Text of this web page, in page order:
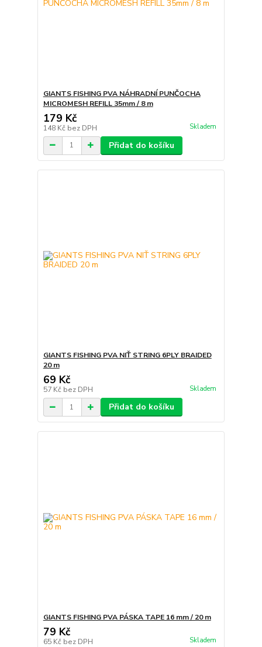
GIANTS FISHING PVA NÁHRADNÍ PUNČOCHA
MICROMESH REFILL 35mm / 8 m
179 Kč
148 Kč bez DPH Skladem
Přidat do košíku
GIANTS FISHING PVA NIŤ STRING 6PLY BRAIDED
20 m
69 Kč
57 Kč bez DPH Skladem
Přidat do košíku
GIANTS FISHING PVA PÁSKA TAPE 16 mm / 20 m
79 Kč
65 Kč bez DPH Skladem